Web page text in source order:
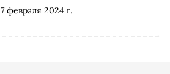
7 февраля 2024 г.